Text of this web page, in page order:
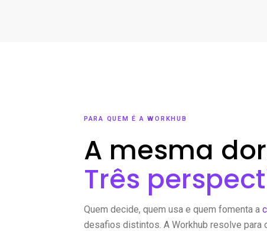
PARA QUEM É A WORKHUB
A mesma
Três
Quem decide, quem usa e quem fomenta a
desafios distintos. A Workhub resolve para